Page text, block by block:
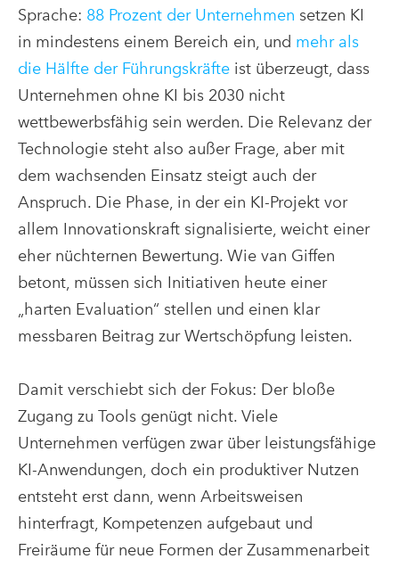
Sprache: 88 Prozent der Unternehmen setzen KI
in mindestens einem Bereich ein, und mehr als
die Hälfte der Führungskräfte ist überzeugt, dass
Unternehmen ohne KI bis 2030 nicht
wettbewerbsfähig sein werden. Die Relevanz der
Technologie steht also außer Frage, aber mit
dem wachsenden Einsatz steigt auch der
Anspruch. Die Phase, in der ein KI-Projekt vor
allem Innovationskraft signalisierte, weicht einer
eher nüchternen Bewertung. Wie van Giffen
betont, müssen sich Initiativen heute einer
„harten Evaluation“ stellen und einen klar
messbaren Beitrag zur Wertschöpfung leisten.
Damit verschiebt sich der Fokus: Der bloße
Zugang zu Tools genügt nicht. Viele
Unternehmen verfügen zwar über leistungsfähige
KI-Anwendungen, doch ein produktiver Nutzen
entsteht erst dann, wenn Arbeitsweisen
hinterfragt, Kompetenzen aufgebaut und
Freiräume für neue Formen der Zusammenarbeit